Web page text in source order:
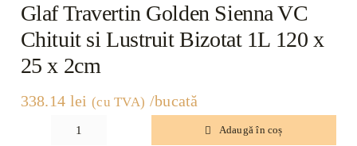
Glaf Travertin Golden Sienna VC
Chituit si Lustruit Bizotat 1L 120 x
25 x 2cm
338.14 lei (cu TVA) /bucată
Cantitate
Adaugă în coș